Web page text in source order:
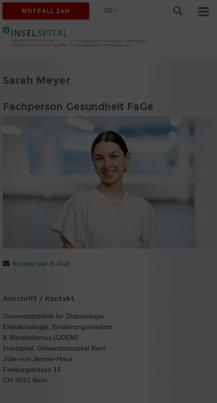
NOTFALL 24H DE
Sarah Meyer
Fachperson Gesundheit FaGe
Kontakt per E-Mail
Anschrift / Kontakt
Universitätsklinik für Diabetologie,
Endokrinologie, Ernährungsmedizin
& Metabolismus (UDEM)
Inselspital, Universitätsspital Bern
Julie-von-Jenner-Haus
Freiburgstrasse 15
CH-3010 Bern